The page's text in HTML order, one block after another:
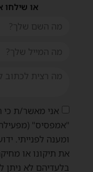
או שילחו
אני מאשר/ת כי
"אמפסיס"
ומענה לפנייתי.
את תיקונו או
בלעדיהם לא ניתן